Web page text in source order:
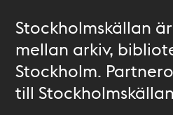
Stockholmskällan
mellan arkiv,
Stockholm.
till